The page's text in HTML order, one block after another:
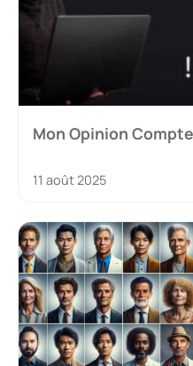
Mon Opinion
11 août 2025